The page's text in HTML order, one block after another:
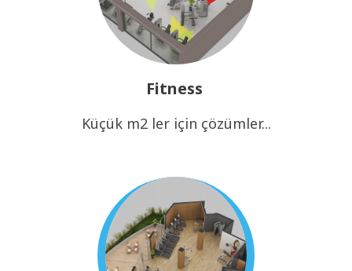
Fitness
Küçük m2 ler için çözümler...